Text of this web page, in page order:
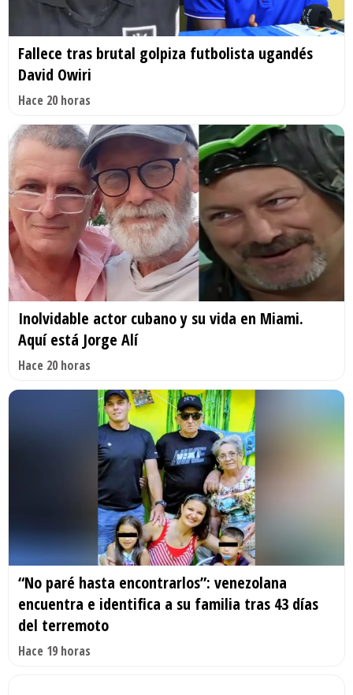
Fallece tras brutal golpiza futbolista ugandés
David Owiri
Hace 20 horas
Inolvidable actor cubano y su vida en Miami.
Aquí está Jorge Alí
Hace 20 horas
“No paré hasta encontrarlos”: venezolana
encuentra e identifica a su familia tras 43 días
del terremoto
Hace 19 horas